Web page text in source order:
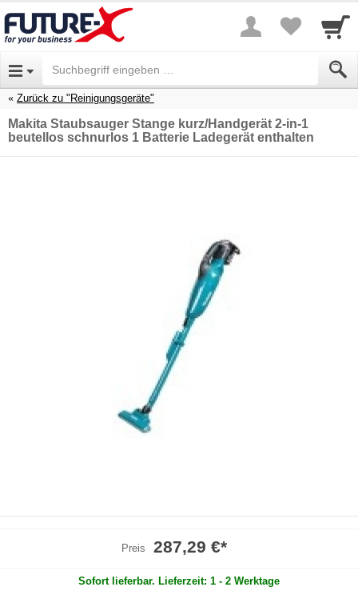
Zurück zu "Reinigungsgeräte"
Makita Staubsauger Stange kurz/Handgerät 2-in-1
beutellos schnurlos 1 Batterie Ladegerät enthalten
Preis 287,29 €*
Sofort lieferbar. Lieferzeit: 1 - 2 Werktage